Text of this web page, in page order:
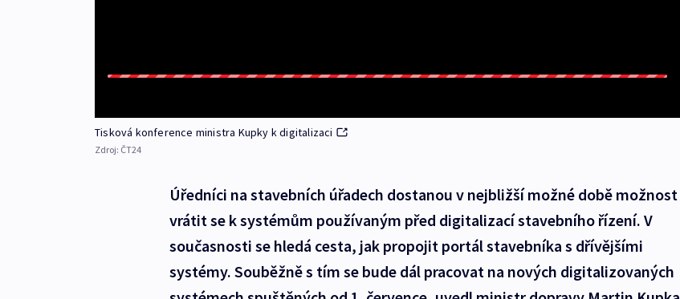
Tisková konference ministra Kupky k digitalizaci
Zdroj: ČT24
Úředníci na stavebních úřadech dostanou v nejbližší možné době možnost
vrátit se k systémům používaným před digitalizací stavebního řízení. V
současnosti se hledá cesta, jak propojit portál stavebníka s dřívějšími
systémy. Souběžně s tím se bude dál pracovat na nových digitalizovaných